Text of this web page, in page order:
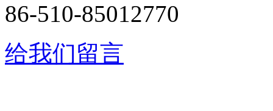
86-510-85012770
给我们留言